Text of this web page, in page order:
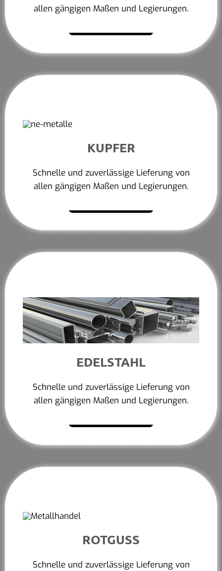
allen gängigen Maßen und Legierungen.
KUPFER
Schnelle und zuverlässige Lieferung von
allen gängigen Maßen und Legierungen.
EDELSTAHL
Schnelle und zuverlässige Lieferung von
allen gängigen Maßen und Legierungen.
ROTGUSS
Schnelle und zuverlässige Lieferung von